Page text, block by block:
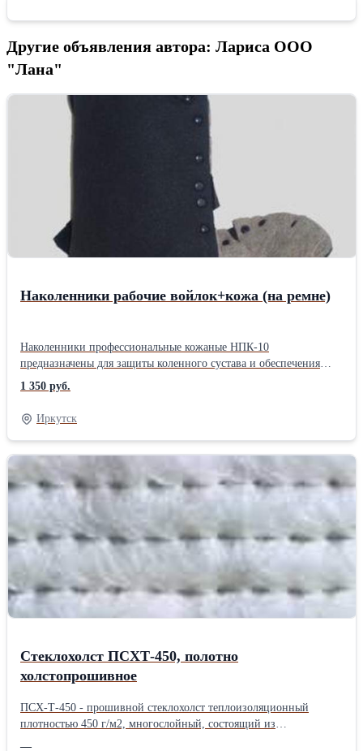
Другие объявления автора: Лариса ООО
"Лана"
Наколенники рабочие войлок+кожа (на ремне)
Наколенники профессиональные кожаные НПК-10
предназначены для защиты коленного сустава и обеспечения
удобства при работе продолжительное время с упором на
колени. Наколенники НПК-10 относятся к средствам
индивидуальной защиты ног работающих от механических
воздействий (ударов, порезов, истираний) и
общепроизводственных загрязнений (нетоксичной пыли, влаги,
грязи), а также от искр, окалины и брызг расплавленного
металла. Так как внутренний вкладыш выполнен из войлока 8-
10мм, то наколенники способны обеспечить защиту коленного
сустава от переохлаждения, при контакте с охлажденной
поверхностью. К наколенникам НПК-10 возможно прикрепить
надставку, которая выполнена из брезента 450 г/м2 с ОП и
защищает верхнюю часть ноги от попадания окалины и искр.
Область применения: Наколенники профессиональные кожаные
(НПК-10) разработаны для профессиональных строителей, в
особенности для укладчиков напольных и наземных покрытий,
слесарей, плиточников, шахтеров и сварщиков. ТУ 14.19.31-001-
1 350 руб.
Иркутск
Стеклохолст ПСХТ-450, полотно
холстопрошивное
ПСХ-Т-450 - прошивной стеклохолст теплоизоляционный
плотностью 450 г/м2, многослойный, состоящий из
—